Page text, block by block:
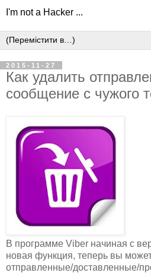
I'm not a Hacker ...
2015-11-27
Как удалить
сообщение с чужого
В программе Viber начиная с
новая функция, теперь вы
отправленные/доставленные/